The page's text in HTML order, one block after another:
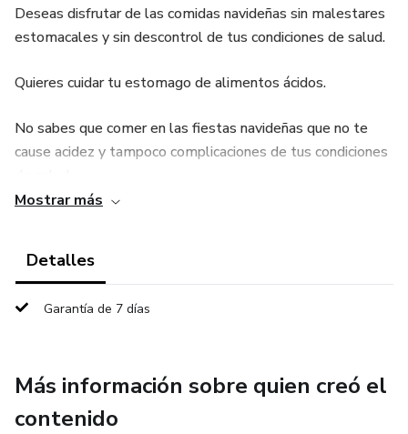
Deseas disfrutar de las comidas navideñas sin malestares
estomacales y sin descontrol de tus condiciones de salud.
Quieres cuidar tu estomago de alimentos ácidos.
No sabes que comer en las fiestas navideñas que no te
cause acidez y tampoco complicaciones de tus condiciones
Deseas evitar los malestares gástricos al llegar a casa
luego de una fiesta navideña.
Mostrar más
Detalles
Garantía de 7 días
Más información sobre quien creó el
contenido